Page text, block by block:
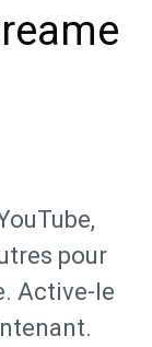
pour
Active-le